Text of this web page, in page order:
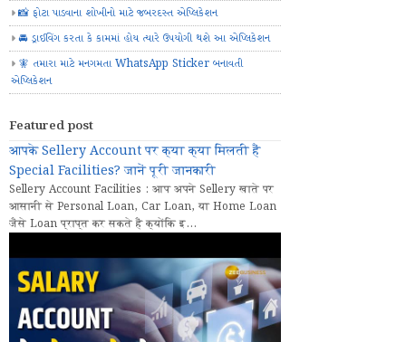
📸 ફોટા પાડવાના શોખીનો માટે જબરદસ્ત એપ્લિકેશન
🚘 ડ્રાઈવિંગ કરતા કે કામમાં હોય ત્યારે ઉપયોગી થશે આ એપ્લિકેશન
🧚 તમારા માટે મનગમતા WhatsApp Sticker બનાવતી
એપ્લિકેશન
Featured post
आपके Sellery Account पर क्या क्या मिलती हैं
Special Facilities? जानें पूरी जानकारी
Sellery Account Facilities : आप अपने Sellery खाते पर
आसानी से Personal Loan, Car Loan, या Home Loan
जैसे Loan प्राप्त कर सकते हैं क्योंकि इ...